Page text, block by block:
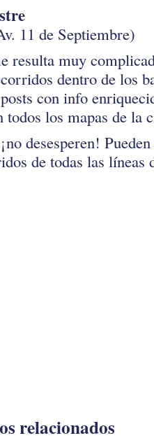
11 de Septiembre)
resulta muy
dentro de los
con info
todos los mapas de la
desesperen!
de todas las líneas
relacionados